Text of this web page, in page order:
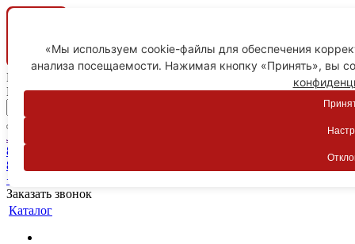
Ваш город
Пятигорск
Личный кабинет
8-800-775-59-89
8-800-775-59-89
+7 918 754-83-77
Заказать звонок
Каталог
«Мы используем cookie-файлы для обеспечения
анализа посещаемости. Нажимая кнопку «Принять», вы